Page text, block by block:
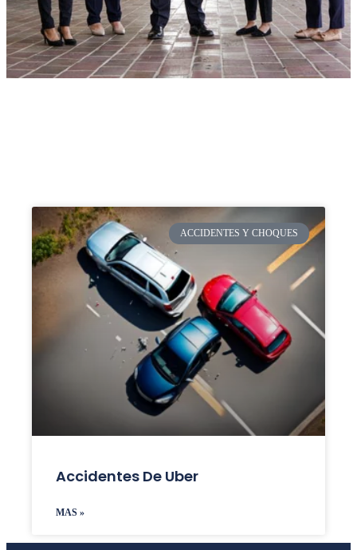
ACCIDENTES Y CHOQUES
Accidentes De Uber
MAS »